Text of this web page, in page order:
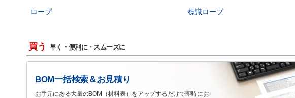
ロープ
標識ロープ
買う 早く・便利に・スムーズに
BOM一括検索＆お見積り
お手元にある大量のBOM（材料表）をアップするだけで即時にお